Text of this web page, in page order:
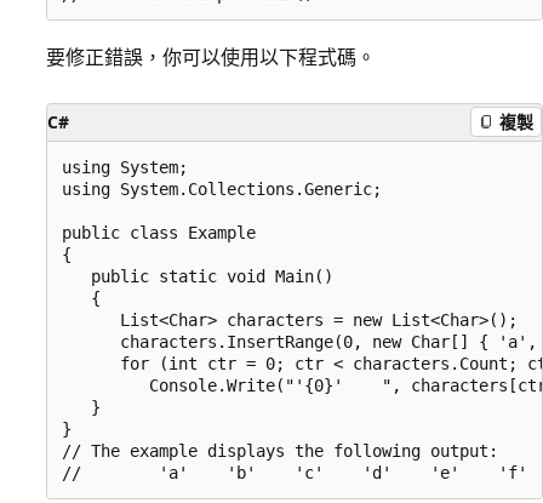
要修正錯誤，你可以使用以下程式碼。
C# 複製
using System;
using System.Collections.Generic;
public class Example
{
   public static void Main()
   {
      List<Char> characters = new List<Char>();
characters.InsertRange(0, new Char[] {
for (int ctr = 0; ctr < characters.Count;
Console.Write("'{0}'    ",
   }
}
// The example displays the following output: